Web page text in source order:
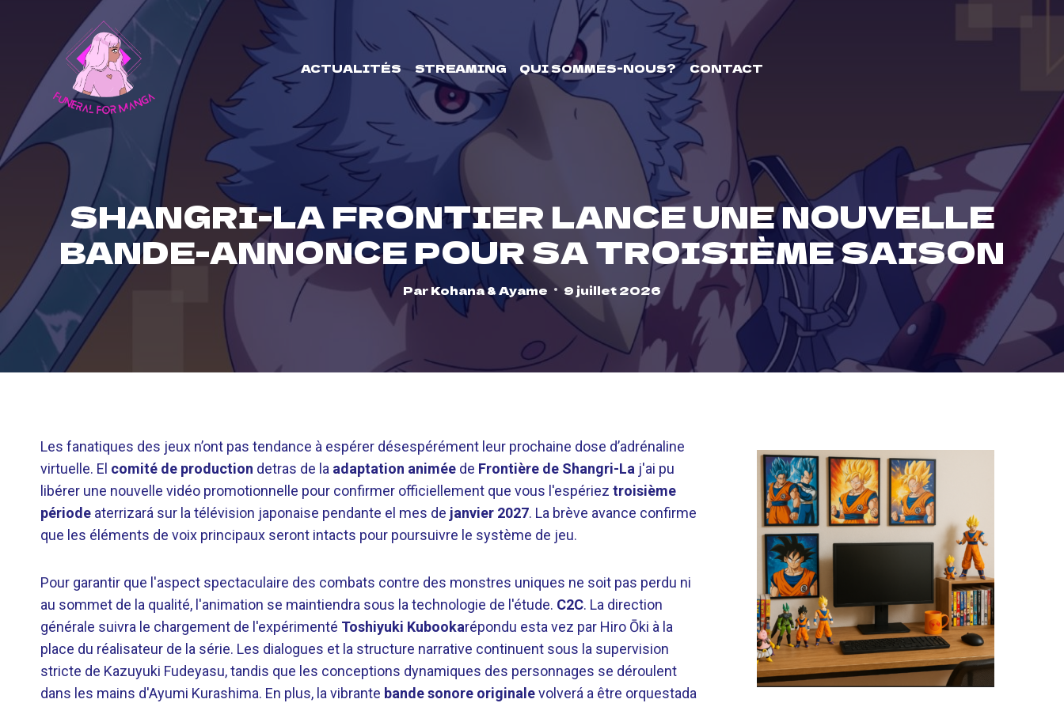
ACTUALITÉS STREAMING QUI SOMMES-NOUS? CONTACT
SHANGRI-LA FRONTIER LANCE UNE NOUVELLE
BANDE-ANNONCE POUR SA TROISIÈME SAISON
ParKohana & Ayame 9 juillet 2026
Les fanatiques des jeux n’ont pas tendance à espérer désespérément leur prochaine dose d’adrénaline
virtuelle. El comité de production detras de la adaptation animée de Frontière de Shangri-La j'ai pu
libérer une nouvelle vidéo promotionnelle pour confirmer officiellement que vous l'espériez troisième
période aterrizará sur la télévision japonaise pendante el mes de janvier 2027. La brève avance confirme
que les éléments de voix principaux seront intacts pour poursuivre le système de jeu.
Pour garantir que l'aspect spectaculaire des combats contre des monstres uniques ne soit pas perdu ni
au sommet de la qualité, l'animation se maintiendra sous la technologie de l'étude. C2C. La direction
générale suivra le chargement de l'expérimenté Toshiyuki Kubookarépondu esta vez par Hiro Ōki à la
place du réalisateur de la série. Les dialogues et la structure narrative continuent sous la supervision
stricte de Kazuyuki Fudeyasu, tandis que les conceptions dynamiques des personnages se déroulent
dans les mains d'Ayumi Kurashima. En plus, la vibrante bande sonore originalevolverá a être orquestada